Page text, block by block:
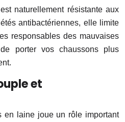
naturellement résistante aux
antibactériennes, elle limite
responsables des mauvaises
porter vos chaussons plus
et
en laine joue un rôle important